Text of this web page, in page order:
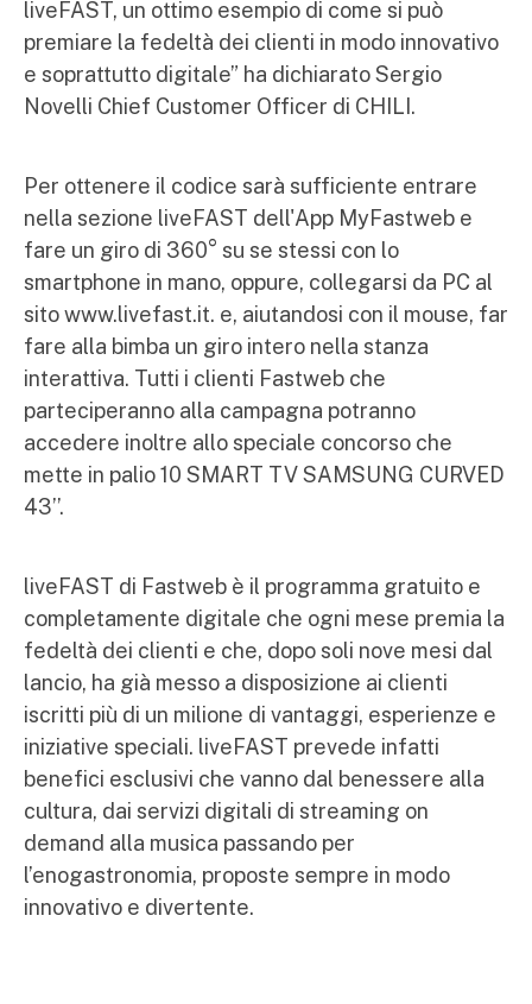
liveFAST, un ottimo esempio di come si può
premiare la fedeltà dei clienti in modo innovativo
e soprattutto digitale” ha dichiarato Sergio
Novelli Chief Customer Officer di CHILI.
Per ottenere il codice sarà sufficiente entrare
nella sezione liveFAST dell'App MyFastweb e
fare un giro di 360° su se stessi con lo
smartphone in mano, oppure, collegarsi da PC al
sito www.livefast.it. e, aiutandosi con il mouse, far
fare alla bimba un giro intero nella stanza
interattiva. Tutti i clienti Fastweb che
parteciperanno alla campagna potranno
accedere inoltre allo speciale concorso che
mette in palio 10 SMART TV SAMSUNG CURVED
43’’.
liveFAST di Fastweb è il programma gratuito e
completamente digitale che ogni mese premia la
fedeltà dei clienti e che, dopo soli nove mesi dal
lancio, ha già messo a disposizione ai clienti
iscritti più di un milione di vantaggi, esperienze e
iniziative speciali. liveFAST prevede infatti
benefici esclusivi che vanno dal benessere alla
cultura, dai servizi digitali di streaming on
demand alla musica passando per
l’enogastronomia, proposte sempre in modo
innovativo e divertente.